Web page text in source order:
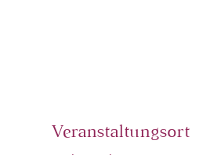
Veranstaltungsort